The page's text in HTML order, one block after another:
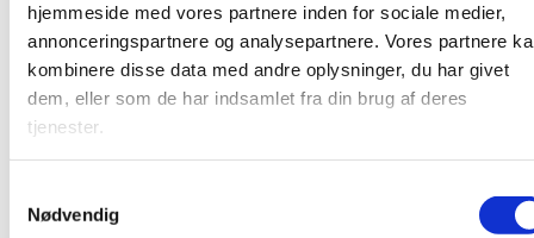
hjemmeside med vores partnere inden for sociale medier,
annonceringspartnere og analysepartnere. Vores partnere
kombinere disse data med andre oplysninger, du har givet
dem, eller som de har indsamlet fra din brug af deres
tjenester.
Nødvendig
Kom og vær med til at bede for kirken, for samfundet og
alt, hvad vi finder tilskyndelse til - i et lille fællesskab. Vi
mødes i pejsestuen.
Du vil måske også kunne lide...